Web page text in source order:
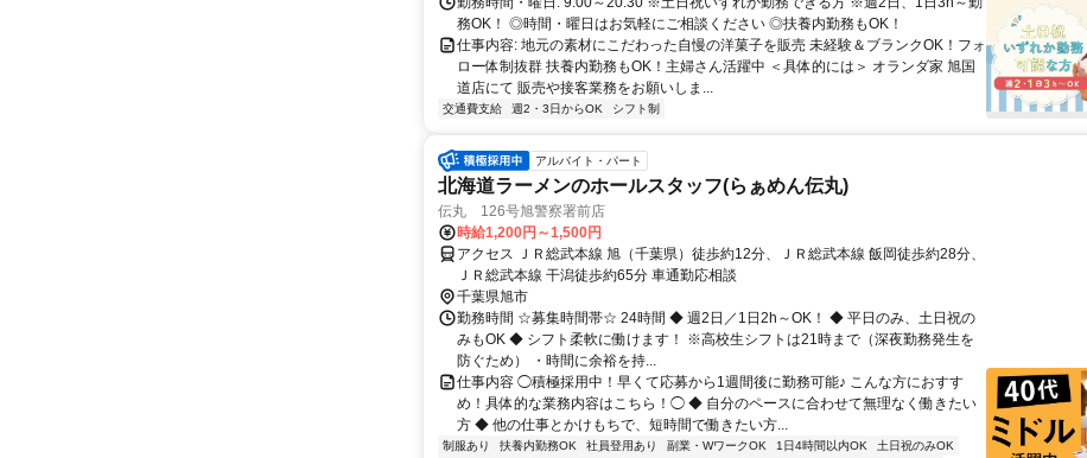
務OK！ ◎時間・曜日はお気軽にご相談ください ◎扶養内勤務もOK！
仕事内容: 地元の素材にこだわった自慢の洋菓子を販売 未経験＆ブランクOK！フォ
ロー体制抜群 扶養内勤務もOK！主婦さん活躍中 ＜具体的には＞ オランダ家 旭国
道店にて 販売や接客業務をお願いしま...
交通費支給 週2・3日からOK シフト制
アルバイト・パート
北海道ラーメンのホールスタッフ(らぁめん伝丸)
伝丸 126号旭警察署前店
時給1,200円～1,500円
アクセス ＪＲ総武本線 旭（千葉県）徒歩約12分、ＪＲ総武本線 飯岡徒歩約28分、
ＪＲ総武本線 干潟徒歩約65分 車通勤応相談
千葉県旭市
勤務時間 ☆募集時間帯☆ 24時間 ◆ 週2日／1日2h～OK！ ◆ 平日のみ、土日祝の
みもOK ◆ シフト柔軟に働けます！ ※高校生シフトは21時まで（深夜勤務発生を
防ぐため） ・時間に余裕を持...
仕事内容 ◯積極採用中！早くて応募から1週間後に勤務可能♪ こんな方におすす
め！具体的な業務内容はこちら！◯ ◆ 自分のペースに合わせて無理なく働きたい
方 ◆ 他の仕事とかけもちで、短時間で働きたい方...
制服あり 扶養内勤務OK 社員登用あり 副業・WワークOK 1日4時間以内OK
土日祝のみOK